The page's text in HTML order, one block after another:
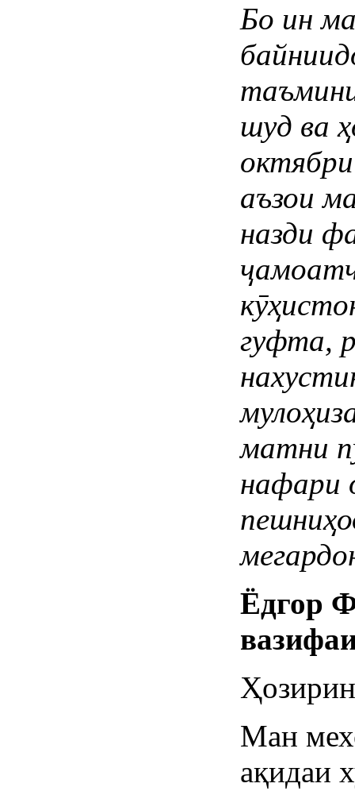
Бо ин
шуд ва
октябри
аъзои
назди
гуфта,
матни
нафари
Ёдгор
Ман
ақидаи